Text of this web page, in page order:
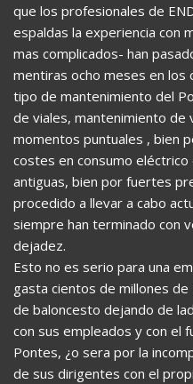
que los profesionales de
espaldas la experiencia con
mas complicados- han
mentiras ocho meses en los
tipo de mantenimiento del
de viales, mantenimiento de
momentos puntuales , bien
costes en consumo
antiguas, bien por fuertes
procedido a llevar a cabo
siempre han terminado con
dejadez.
Esto no es serio para una
gasta cientos de millones
de baloncesto dejando de
con sus empleados y con el
Pontes, ¿o sera por la
de sus dirigentes con el